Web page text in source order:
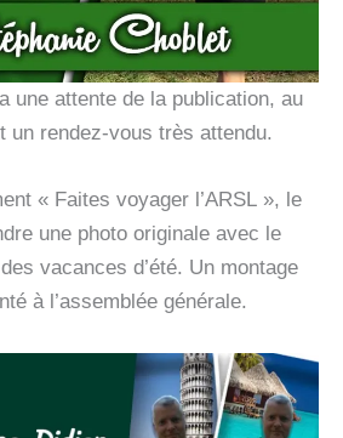
une attente de la publication, au
un rendez-vous très attendu.
« Faites voyager l’ARSL », le
une photo originale avec le
vacances d’été. Un montage
à l’assemblée générale.